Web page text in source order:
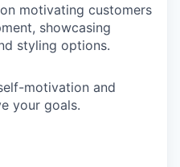
motivating customers
showcasing
styling options.
motivation and
your goals.